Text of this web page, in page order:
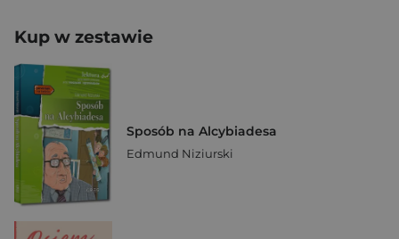
Kup w zestawie
Sposób na Alcybiadesa
Edmund Niziurski